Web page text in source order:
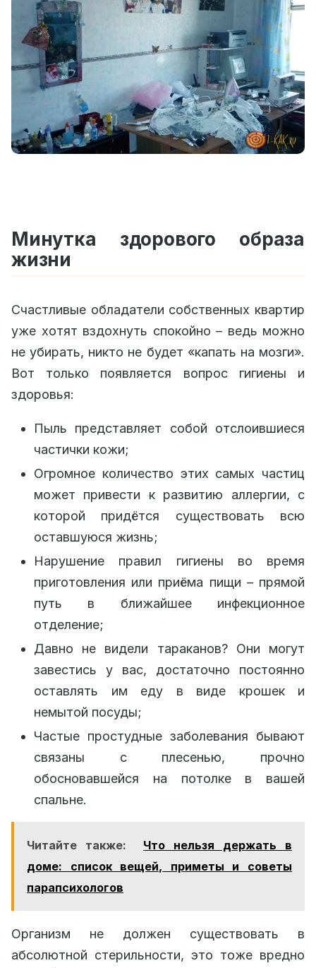
Минутка здорового образа
жизни
Счастливые обладатели собственных квартир
уже хотят вздохнуть спокойно – ведь можно
не убирать, никто не будет «капать на мозги».
Вот только появляется вопрос гигиены и
здоровья:
Пыль представляет собой отслоившиеся
частички кожи;
Огромное количество этих самых частиц
может привести к развитию аллергии, с
которой придётся существовать всю
оставшуюся жизнь;
Нарушение правил гигиены во время
приготовления или приёма пищи – прямой
путь в ближайшее инфекционное
отделение;
Давно не видели тараканов? Они могут
завестись у вас, достаточно постоянно
оставлять им еду в виде крошек и
немытой посуды;
Частые простудные заболевания бывают
связаны с плесенью, прочно
обосновавшейся на потолке в вашей
спальне.
Читайте также:
Что нельзя держать в
доме: список вещей, приметы и советы
парапсихологов
Организм не должен существовать в
абсолютной стерильности, это тоже вредно